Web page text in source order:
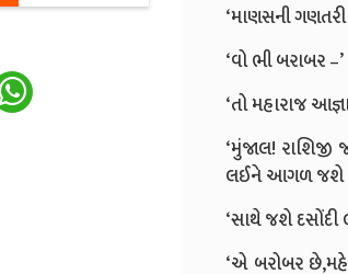
‘માણસની
‘વો ભી બરાબર –’
‘તો મહારાજ
‘મુંજાલ!
લઈને આગળ જશે
‘સાથે જશે દસોંદી
‘એ બરોબર